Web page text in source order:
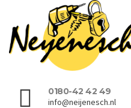
0180-42 42 49
info@neijenesch.nl